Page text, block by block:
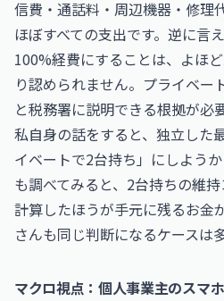
信費・通話料・周辺機器・修理
ほぼすべての支出です。逆に言
100%経費にすることは、よほ
り認められません。プライベー
と税務署に説明できる根拠が必
私自身の話をすると、独立した
イベートで2台持ち」にしよう
も調べてみると、2台持ちの維
計算したほうが手元に残るお金
さんも同じ判断になるケースは
マクロ視点：個人事業主のスマ